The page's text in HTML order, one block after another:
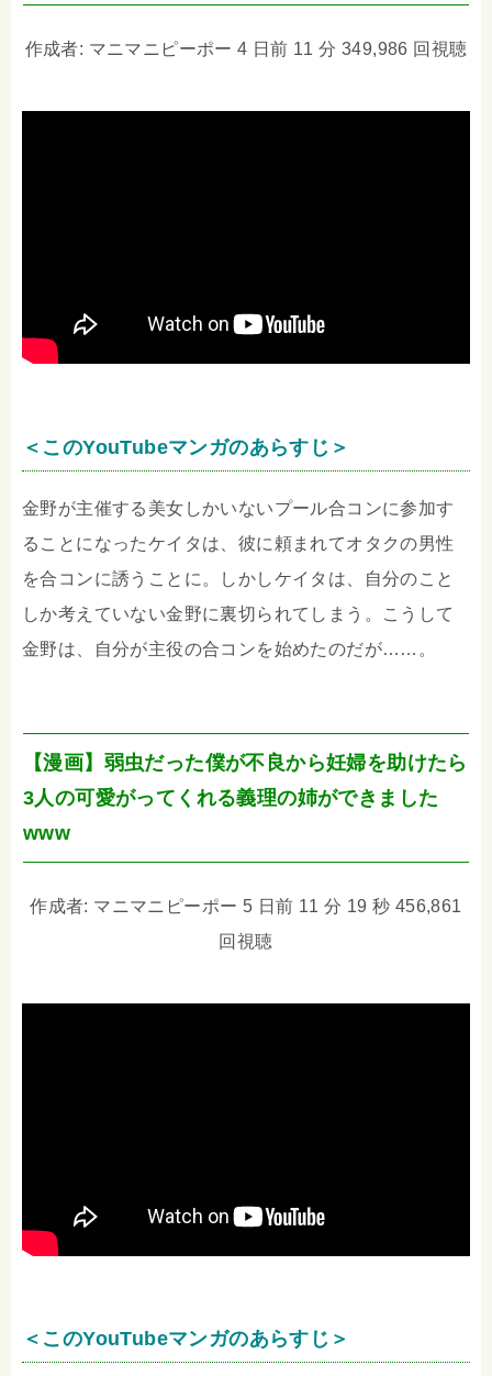
作成者: マニマニピーポー 4 日前 11 分 349,986 回視聴
＜このYouTubeマンガのあらすじ＞
金野が主催する美女しかいないプール合コンに参加す
ることになったケイタは、彼に頼まれてオタクの男性
を合コンに誘うことに。しかしケイタは、自分のこと
しか考えていない金野に裏切られてしまう。こうして
金野は、自分が主役の合コンを始めたのだが……。
【漫画】弱虫だった僕が不良から妊婦を助けたら
3人の可愛がってくれる義理の姉ができました
www
作成者: マニマニピーポー 5 日前 11 分 19 秒 456,861
回視聴
＜このYouTubeマンガのあらすじ＞